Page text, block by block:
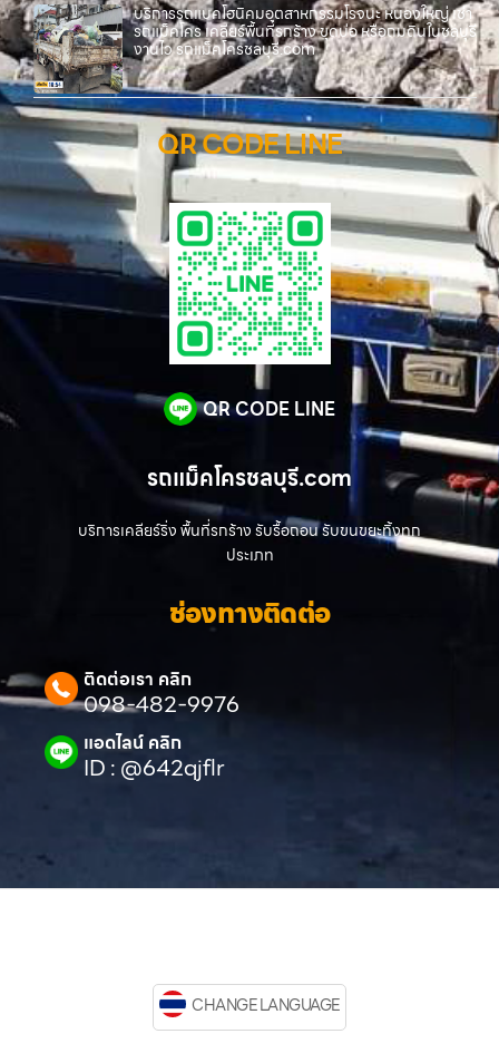
บริการรถแบคโฮนิคมอุตสาหกรรมโรจนะ หนองใหญ่ เช่า
รถแม็คโคร เคลียร์พื้นที่รกร้าง ขุดบ่อ หรือถมดินในชลบุรี
งานไว รถแม็คโครชลบุรี.com
QR CODE LINE
QR CODE LINE
รถแม็คโครชลบุรี.com
บริการเคลียร์ริ่ง พื้นที่รกร้าง รับรื้อถอน รับขนขยะทิ้งทุก
ประเภท
ช่องทางติดต่อ
ติดต่อเรา คลิก
098-482-9976
แอดไลน์ คลิก
ID : @642qjflr
CHANGE LANGUAGE